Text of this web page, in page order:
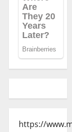
https://